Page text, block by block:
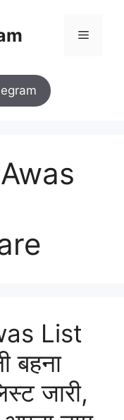
Menu
List
बहना
जारी,